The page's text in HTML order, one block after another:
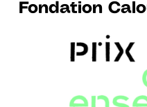
Fondation